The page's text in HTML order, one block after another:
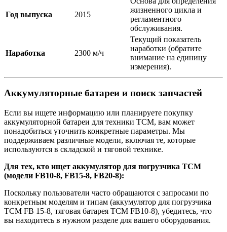
Год выпуска 2015
жизненного цикла и
регламентного
обслуживания.
Наработка 2300 м/ч
Текущий показатель
наработки (обратите
внимание на единицу
измерения).
Аккумуляторные батареи и поиск запчастей
Если вы ищете информацию или планируете покупку
аккумуляторной батареи для техники TCM, вам может
понадобиться уточнить конкретные параметры. Мы
поддерживаем различные модели, включая те, которые
используются в складской и тяговой технике.
Для тех, кто ищет аккумулятор для погрузчика TCM
(модели FB10-8, FB15-8, FB20-8):
Поскольку пользователи часто обращаются с запросами по
конкретным моделям и типам (аккумулятор для погрузчика
TCM FB 15-8, тяговая батарея TCM FB10-8), убедитесь, что
вы находитесь в нужном разделе для вашего оборудования.